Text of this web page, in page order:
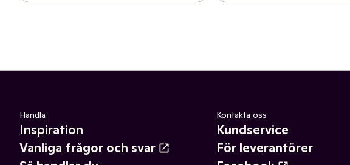
Handla
Inspiration
Vanliga frågor och svar
Kontakta oss
Kundservice
För leverantörer